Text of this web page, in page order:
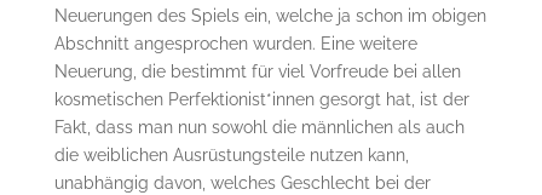
Neuerungen des Spiels ein, welche ja schon im obigen
Abschnitt angesprochen wurden. Eine weitere
Neuerung, die bestimmt für viel Vorfreude bei allen
kosmetischen Perfektionist*innen gesorgt hat, ist der
Fakt, dass man nun sowohl die männlichen als auch
die weiblichen Ausrüstungsteile nutzen kann,
unabhängig davon, welches Geschlecht bei der